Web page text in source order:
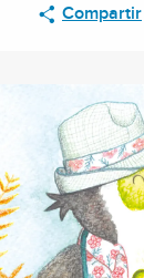
Compartir